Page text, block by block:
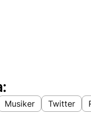
Musiker Twitter